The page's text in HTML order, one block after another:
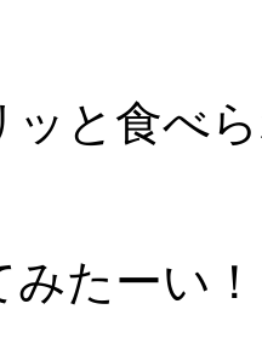
ッと食べ
みたーい